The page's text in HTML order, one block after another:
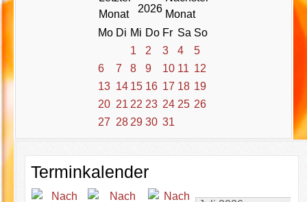
2026
Mo Di Mi Do Fr Sa So
1
2 3 4
5
6
7 8 9 10 11 12
13 14 15 16 17 18 19
20 21 22 23 24 25 26
27 28 29 30 31
Terminkalender